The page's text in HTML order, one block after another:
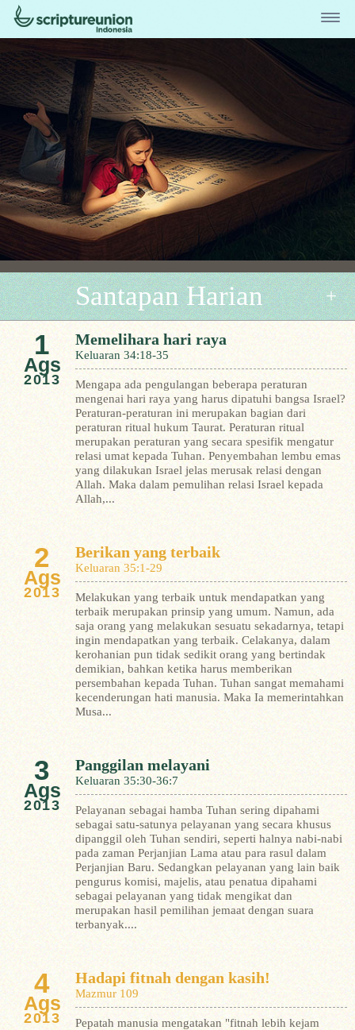
Santapan Harian
1
Ags
2013
Memelihara hari raya
Keluaran 34:18-35
Mengapa ada pengulangan beberapa peraturan
mengenai hari raya yang harus dipatuhi bangsa Israel?
Peraturan-peraturan ini merupakan bagian dari
peraturan ritual hukum Taurat. Peraturan ritual
merupakan peraturan yang secara spesifik mengatur
relasi umat kepada Tuhan. Penyembahan lembu emas
yang dilakukan Israel jelas merusak relasi dengan
Allah. Maka dalam pemulihan relasi Israel kepada
Allah,...
2
Ags
2013
Berikan yang terbaik
Keluaran 35:1-29
Melakukan yang terbaik untuk mendapatkan yang
terbaik merupakan prinsip yang umum. Namun, ada
saja orang yang melakukan sesuatu sekadarnya, tetapi
ingin mendapatkan yang terbaik. Celakanya, dalam
kerohanian pun tidak sedikit orang yang bertindak
demikian, bahkan ketika harus memberikan
persembahan kepada Tuhan. Tuhan sangat memahami
kecenderungan hati manusia. Maka Ia memerintahkan
Musa...
3
Ags
2013
Panggilan melayani
Keluaran 35:30-36:7
Pelayanan sebagai hamba Tuhan sering dipahami
sebagai satu-satunya pelayanan yang secara khusus
dipanggil oleh Tuhan sendiri, seperti halnya nabi-nabi
pada zaman Perjanjian Lama atau para rasul dalam
Perjanjian Baru. Sedangkan pelayanan yang lain baik
pengurus komisi, majelis, atau penatua dipahami
sebagai pelayanan yang tidak mengikat dan
merupakan hasil pemilihan jemaat dengan suara
terbanyak....
4
Ags
2013
Hadapi fitnah dengan kasih!
Mazmur 109
Pepatah manusia mengatakan "fitnah lebih kejam